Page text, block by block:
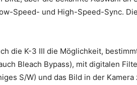
Speed- und High-Speed-Sync.
die K-3 III die Möglichkeit,
Bleach Bypass), mit digitalen
S/W) und das Bild in der